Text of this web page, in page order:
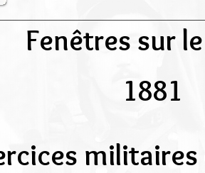
Fenêtres sur
1881